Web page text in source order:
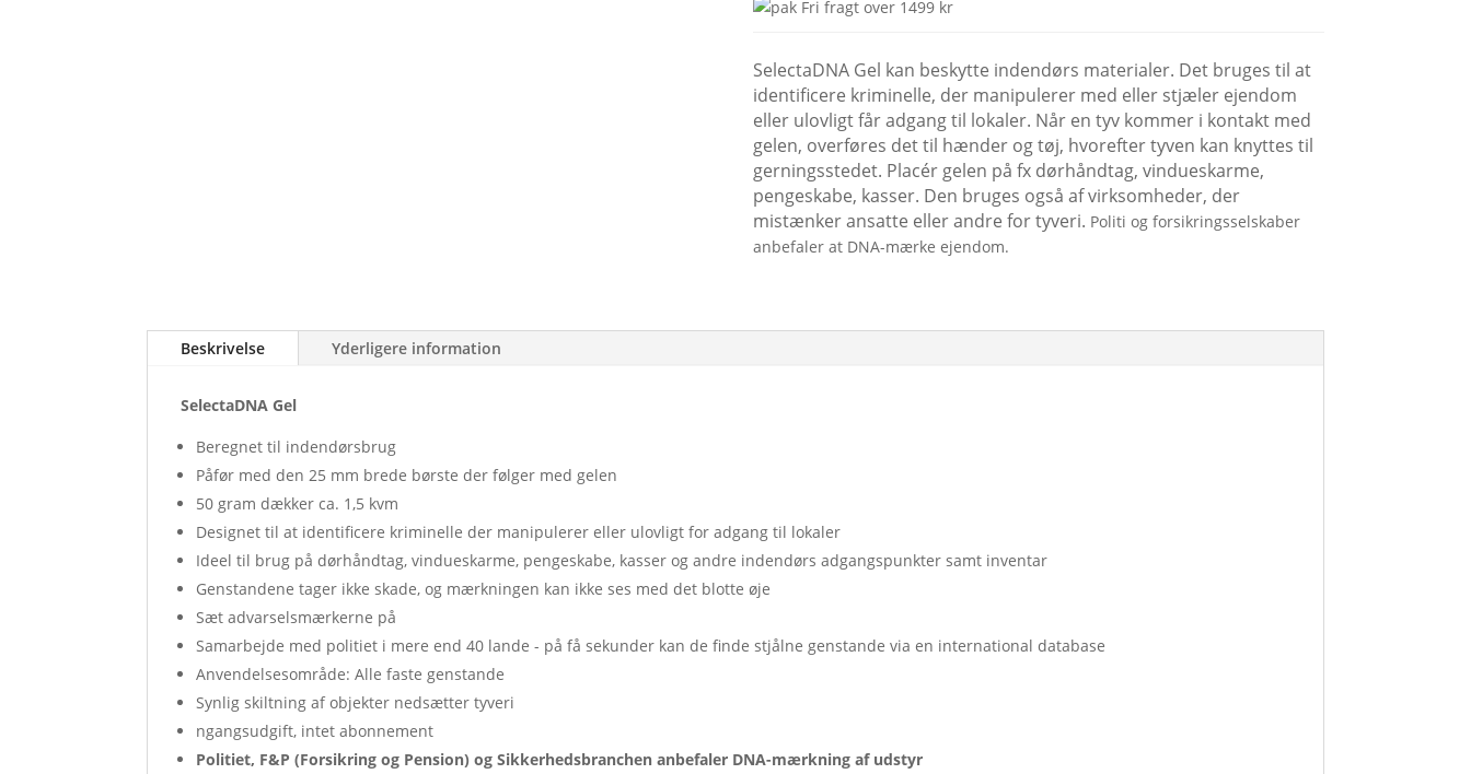
Fri fragt over 1499 kr
SelectaDNA Gel kan beskytte indendørs materialer. Det bruges til at
identificere kriminelle, der manipulerer med eller stjæler ejendom
eller ulovligt får adgang til lokaler. Når en tyv kommer i kontakt med
gelen, overføres det til hænder og tøj, hvorefter tyven kan knyttes til
gerningsstedet. Placér gelen på fx dørhåndtag, vindueskarme,
pengeskabe, kasser. Den bruges også af virksomheder, der
mistænker ansatte eller andre for tyveri. Politi og forsikringsselskaber
anbefaler at DNA-mærke ejendom.
Beskrivelse Yderligere information
SelectaDNA Gel
Beregnet til indendørsbrug
Påfør med den 25 mm brede børste der følger med gelen
50 gram dækker ca. 1,5 kvm
Designet til at identificere kriminelle der manipulerer eller ulovligt for adgang til lokaler
Ideel til brug på dørhåndtag, vindueskarme, pengeskabe, kasser og andre indendørs adgangspunkter samt inventar
Genstandene tager ikke skade, og mærkningen kan ikke ses med det blotte øje
Sæt advarselsmærkerne på
Samarbejde med politiet i mere end 40 lande - på få sekunder kan de finde stjålne genstande via en international database
Anvendelsesområde: Alle faste genstande
Synlig skiltning af objekter nedsætter tyveri
ngangsudgift, intet abonnement
Politiet, F&P (Forsikring og Pension) og Sikkerhedsbranchen anbefaler DNA-mærkning af udstyr